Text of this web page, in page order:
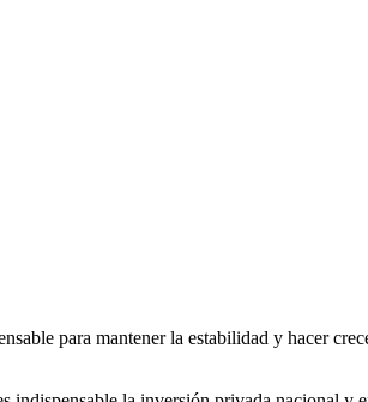
para mantener la estabilidad y hacer